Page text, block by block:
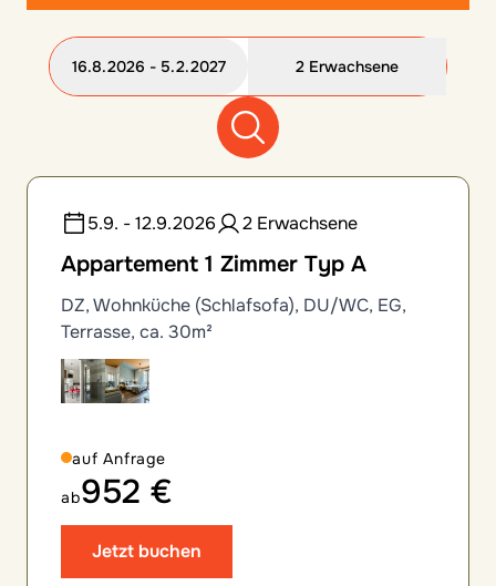
16.8.2026 - 5.2.2027 2 Erwachsene
12 Zimmeroptionen gefunden
5.9. - 12.9.2026
2 Erwachsene
Appartement 1 Zimmer Typ A
DZ, Wohnküche (Schlafsofa), DU/WC, EG,
Terrasse, ca. 30m²
auf Anfrage
ab952 €
Jetzt buchen